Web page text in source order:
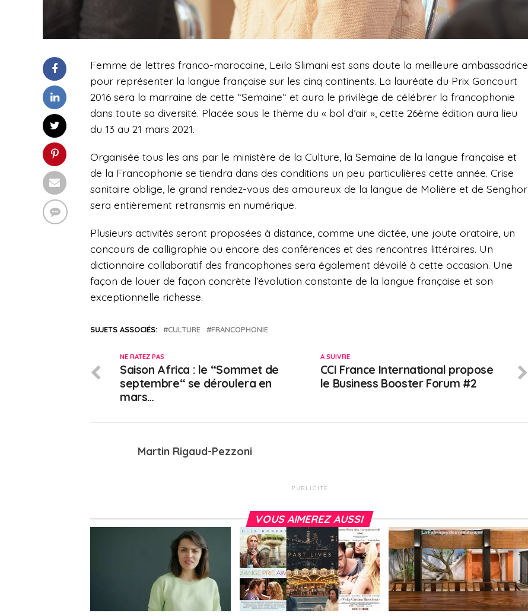
Femme de lettres franco-marocaine, Leïla Slimani est sans doute la meilleure ambassadrice
pour représenter la langue française sur les cinq continents. La lauréate du Prix Goncourt
2016 sera la marraine de cette “Semaine“ et aura le privilège de célébrer la francophonie
dans toute sa diversité. Placée sous le thème du « bol d’air », cette 26ème édition aura lieu
du 13 au 21 mars 2021.
Organisée tous les ans par le ministère de la Culture, la Semaine de la langue française et
de la Francophonie se tiendra dans des conditions un peu particulières cette année. Crise
sanitaire oblige, le grand rendez-vous des amoureux de la langue de Molière et de Senghor
sera entièrement retransmis en numérique.
Plusieurs activités seront proposées à distance, comme une dictée, une joute oratoire, un
concours de calligraphie ou encore des conférences et des rencontres littéraires. Un
dictionnaire collaboratif des francophones sera également dévoilé à cette occasion. Une
façon de louer de façon concrète l’évolution constante de la langue française et son
exceptionnelle richesse.
SUJETS ASSOCIÉS: CULTURE FRANCOPHONIE
A SUIVRE
CCI France International propose
le Business Booster Forum #2
NE RATEZ PAS
Saison Africa : le “Sommet de
septembre“ se déroulera en
mars…
Martin Rigaud-Pezzoni
PUBLICITÉ
VOUS AIMEREZ AUSSI